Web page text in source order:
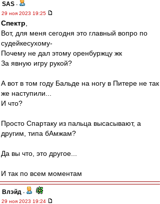
SAS -
29 ноя 2023 19:25
Спектр
Вот, для меня сегодня это главный вопро по
судейкесухому-
Почему не дал этому оренбуржцу жк
За явную игру рукой?
А вот в том году Бальде на ногу в Питере не так
же наступили...
И что?
Просто Спартаку из пальца высасывают, а
другим, типа бАмжам?
Да вы что, это другое...
И так по всем моментам
Влэйд -
29 ноя 2023 19:24